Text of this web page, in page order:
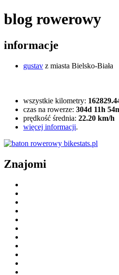
blog rowerowy
informacje
gustav z miasta Bielsko-Biała
wszystkie kilometry:
czas na rowerze: 304d 11h
prędkość średnia: 22.20 km/h
więcej informacji.
Znajomi